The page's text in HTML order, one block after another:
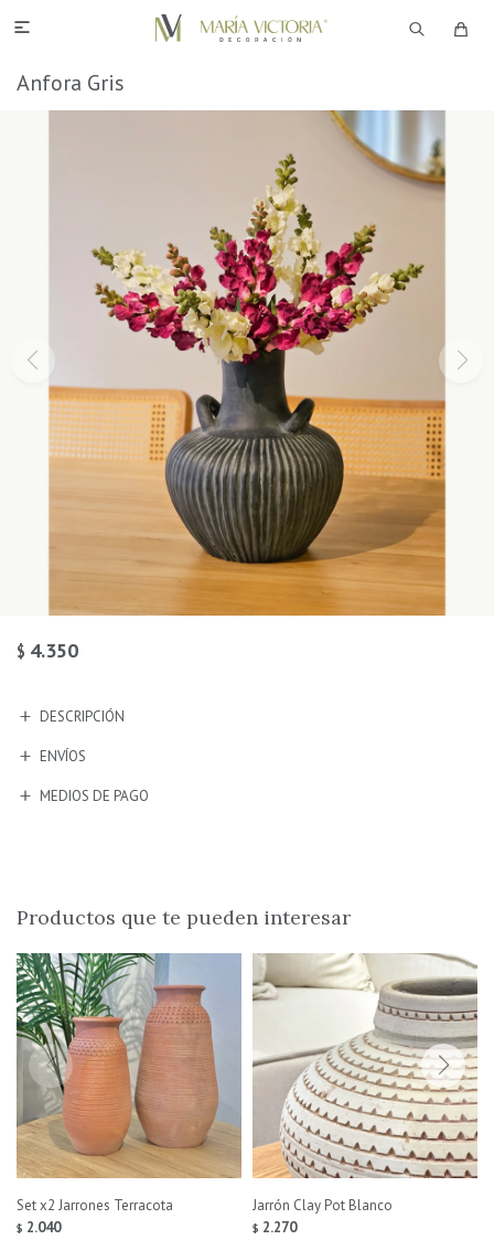

Anfora Gris
$ 4.350
DESCRIPCIÓN
ENVÍOS
MEDIOS DE PAGO
Productos que te pueden interesar
Set x2 Jarrones Terracota
$ 2.040
Jarrón Clay Pot Blanco
$ 2.270